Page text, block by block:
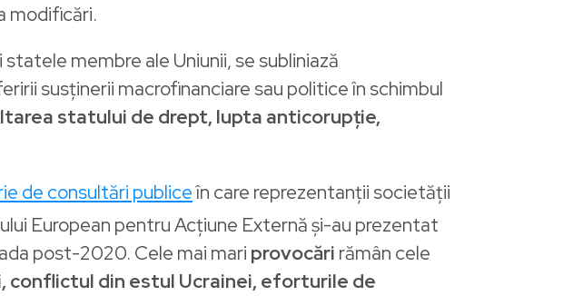
modificări.
membre ale Uniunii, se subliniază
susținerii macrofinanciare sau politice în schimbul
statului de drept, lupta anticorupție,
de consultări publiceîn care reprezentanții societății
European pentru Acțiune Externă și-au prezentat
post-2020. Cele mai mari provocări rămân cele
din estul Ucrainei, eforturile de